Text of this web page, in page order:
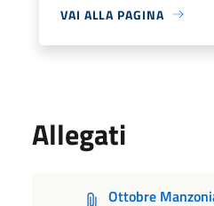
VAI ALLA PAGINA
Allegati
Ottobre